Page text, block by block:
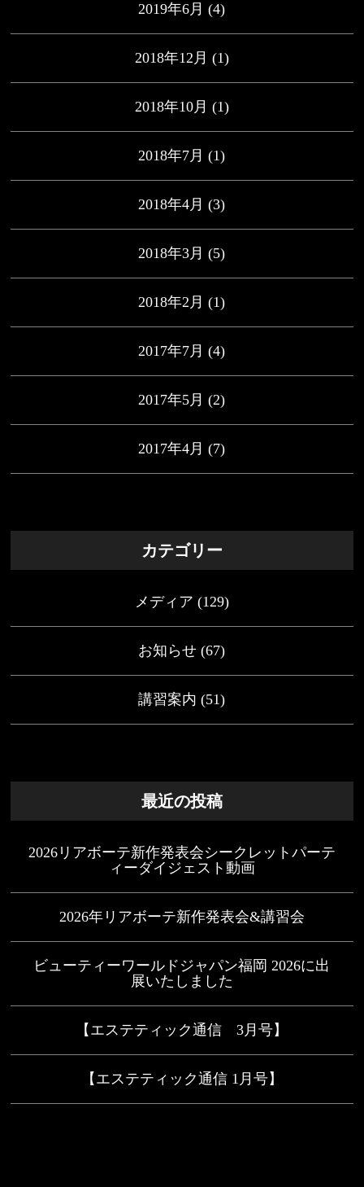
2019年6月 (4)
2018年12月 (1)
2018年10月 (1)
2018年7月 (1)
2018年4月 (3)
2018年3月 (5)
2018年2月 (1)
2017年7月 (4)
2017年5月 (2)
2017年4月 (7)
カテゴリー
メディア (129)
お知らせ (67)
講習案内 (51)
最近の投稿
2026リアボーテ新作発表会シークレットパーテ
ィーダイジェスト動画
2026年リアボーテ新作発表会&講習会
ビューティーワールドジャパン福岡 2026に出
展いたしました
【エステティック通信 3月号】
【エステティック通信 1月号】